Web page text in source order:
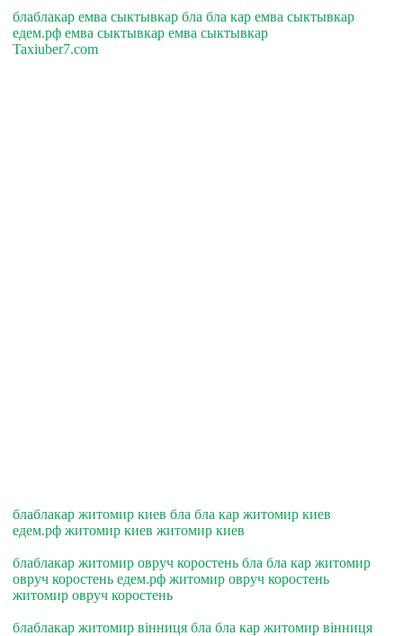
блаблакар емва сыктывкар бла бла кар емва сыктывкар
едем.рф емва сыктывкар емва сыктывкар
Taxiuber7.com
блаблакар житомир киев бла бла кар житомир киев
едем.рф житомир киев житомир киев
блаблакар житомир овруч коростень бла бла кар житомир
овруч коростень едем.рф житомир овруч коростень
житомир овруч коростень
блаблакар житомир вiнниця бла бла кар житомир вiнниця